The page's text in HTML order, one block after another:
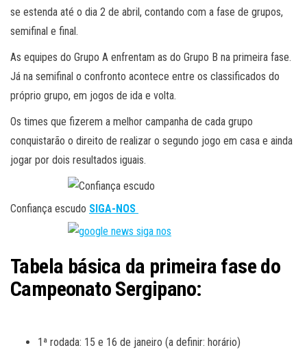
se estenda até o dia 2 de abril, contando com a fase de grupos,
semifinal e final.
As equipes do Grupo A enfrentam as do Grupo B na primeira fase.
Já na semifinal o confronto acontece entre os classificados do
próprio grupo, em jogos de ida e volta.
Os times que fizerem a melhor campanha de cada grupo
conquistarão o direito de realizar o segundo jogo em casa e ainda
jogar por dois resultados iguais.
Confiança escudo SIGA-NOS
Tabela básica da primeira fase do
Campeonato Sergipano:
1ª rodada: 15 e 16 de janeiro (a definir: horário)